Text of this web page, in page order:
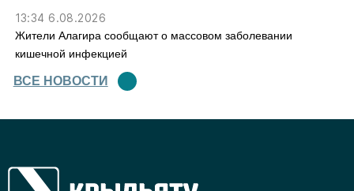
13:34 6.08.2026
Жители Алагира сообщают о массовом заболевании
кишечной инфекцией
ВСЕ НОВОСТИ